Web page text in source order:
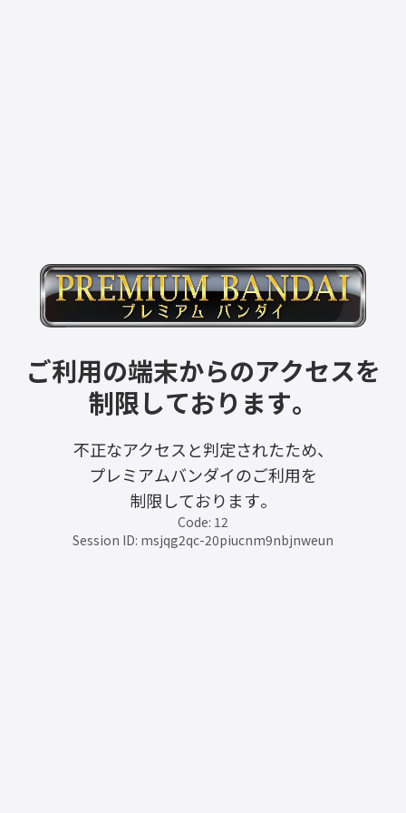
ご利用の端末からのアクセスを
制限しております。
不正なアクセスと判定されたため、
プレミアムバンダイのご利用を
制限しております。
Code: 12
Session ID: msjqg2qc-20piucnm9nbjnweun